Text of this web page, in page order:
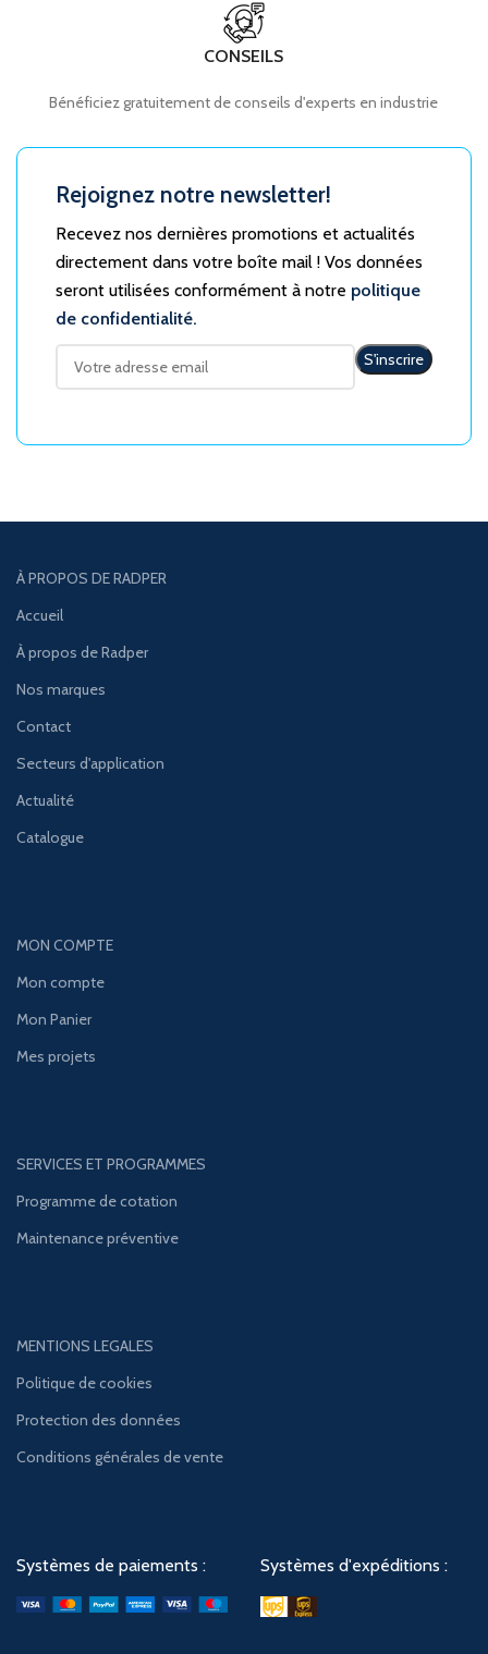
CONSEILS
Bénéficiez gratuitement de conseils d'experts en industrie
Rejoignez notre newsletter!
Recevez nos dernières promotions et actualités
directement dans votre boîte mail ! Vos données
seront utilisées conformément à notre politique
de confidentialité.
À PROPOS DE RADPER
Accueil
À propos de Radper
Nos marques
Contact
Secteurs d'application
Actualité
Catalogue
MON COMPTE
Mon compte
Mon Panier
Mes projets
SERVICES ET PROGRAMMES
Programme de cotation
Maintenance préventive
MENTIONS LEGALES
Politique de cookies
Protection des données
Conditions générales de vente
Systèmes de paiements : Systèmes d'expéditions :